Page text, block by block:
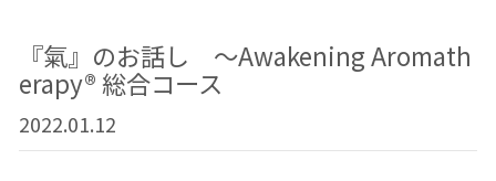
『氣』のお話し 〜Awakening Aromath
erapy®︎ 総合コース
2022.01.12